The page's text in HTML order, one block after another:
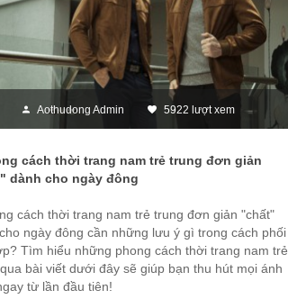
Aothudong Admin 5922 lượt xem
cách thời trang nam trẻ trung đơn giản
dành cho ngày đông
cách thời trang nam trẻ trung đơn giản "chất"
ngày đông cần những lưu ý gì trong cách phối
Tìm hiểu những phong cách thời trang nam trẻ
bài viết dưới đây sẽ giúp bạn thu hút mọi ánh
từ lần đầu tiên!